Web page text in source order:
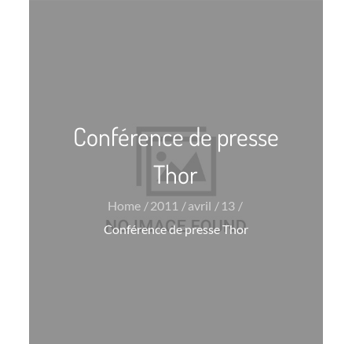
Conférence de presse
Thor
Home 2011 avril
13
Conférence de presse Thor